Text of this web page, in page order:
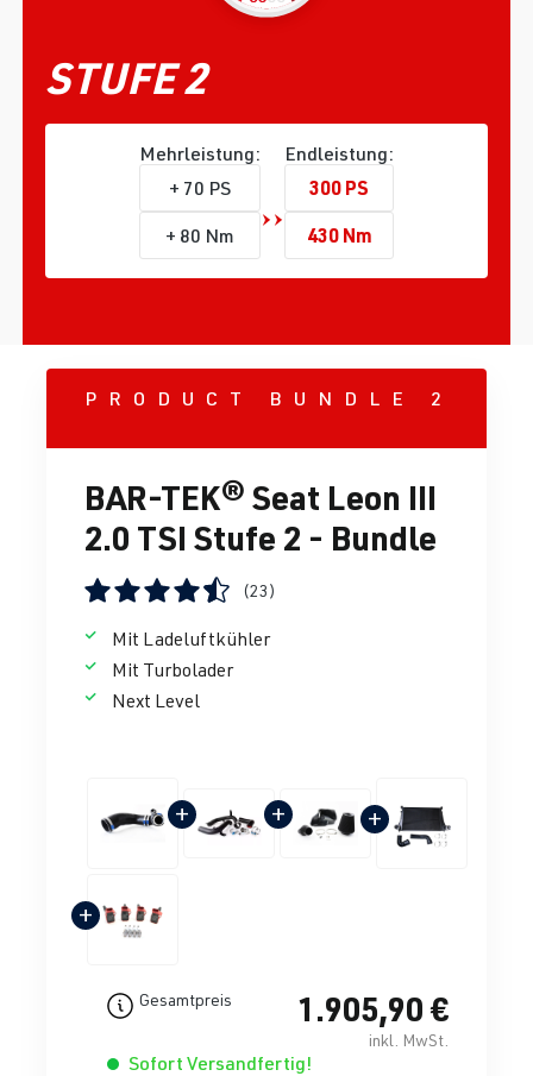
STUFE 2
Mehrleistung:
+ 70 PS
+ 80 Nm
Endleistung:
300 PS
430 Nm
PRODUCT BUNDLE 2
BAR-TEK® Seat Leon III
2.0 TSI Stufe 2 - Bundle
(23)
Mit Ladeluftkühler
Mit Turbolader
Next Level
+ + +
+
Gesamtpreis 1.905,90 €
inkl. MwSt.
Sofort Versandfertig!